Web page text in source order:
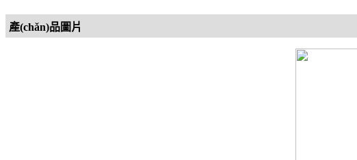
產(chǎn)品圖片